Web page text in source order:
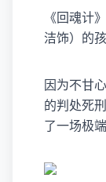
《回魂计
洁饰）的
因为不甘
的判处死
了一场极